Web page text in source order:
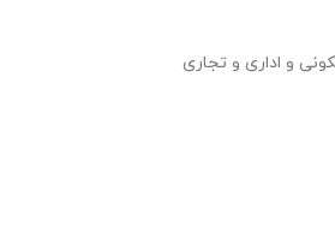
و اداری و تجاری